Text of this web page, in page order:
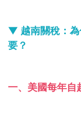
▼ 越南關稅：
要？
一、美國每年自